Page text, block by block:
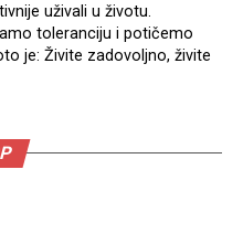
uživali u životu.
toleranciju i potičemo
je: Živite zadovoljno, živite